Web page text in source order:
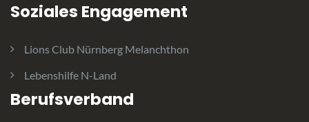
Soziales Engagement
Lions Club Nürnberg Melanchthon
Lebenshilfe N-Land
Berufsverband